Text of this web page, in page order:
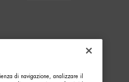
di navigazione, analizzare il